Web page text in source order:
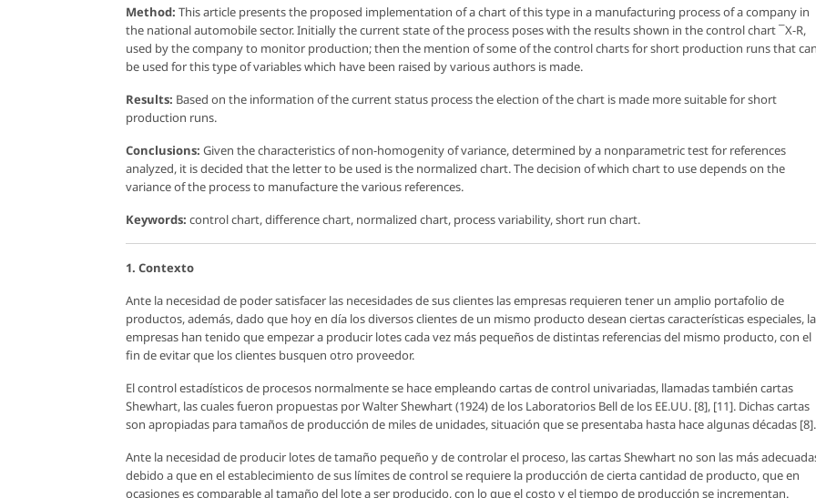
Method: This article presents the proposed implementation of a chart of this type in a manufacturing process of a company in
the national automobile sector. Initially the current state of the process poses with the results shown in the control chart ¯X-R,
used by the company to monitor production; then the mention of some of the control charts for short production runs that
be used for this type of variables which have been raised by various authors is made.
Results: Based on the information of the current status process the election of the chart is made more suitable for short
production runs.
Conclusions: Given the characteristics of non-homogenity of variance, determined by a nonparametric test for references
analyzed, it is decided that the letter to be used is the normalized chart. The decision of which chart to use depends on the
variance of the process to manufacture the various references.
Keywords: control chart, difference chart, normalized chart, process variability, short run chart.
1. Contexto
Ante la necesidad de poder satisfacer las necesidades de sus clientes las empresas requieren tener un amplio portafolio de
productos, además, dado que hoy en día los diversos clientes de un mismo producto desean ciertas características especiales,
empresas han tenido que empezar a producir lotes cada vez más pequeños de distintas referencias del mismo producto, con el
fin de evitar que los clientes busquen otro proveedor.
El control estadísticos de procesos normalmente se hace empleando cartas de control univariadas, llamadas también cartas
Shewhart, las cuales fueron propuestas por Walter Shewhart (1924) de los Laboratorios Bell de los EE.UU. [8], [11]. Dichas cartas
son apropiadas para tamaños de producción de miles de unidades, situación que se presentaba hasta hace algunas décadas [8].
Ante la necesidad de producir lotes de tamaño pequeño y de controlar el proceso, las cartas Shewhart no son las más
debido a que en el establecimiento de sus límites de control se requiere la producción de cierta cantidad de producto, que en
ocasiones es comparable al tamaño del lote a ser producido, con lo que el costo y el tiempo de producción se incrementan.